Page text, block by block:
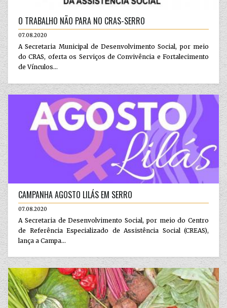
O TRABALHO NÃO PARA NO CRAS-SERRO
07.08.2020
A Secretaria Municipal de Desenvolvimento Social, por meio
do CRAS, oferta os Serviços de Convivência e Fortalecimento
de Vínculos...
CAMPANHA AGOSTO LILÁS EM SERRO
07.08.2020
A Secretaria de Desenvolvimento Social, por meio do Centro
de Referência Especializado de Assistência Social (CREAS),
lança a Campa...